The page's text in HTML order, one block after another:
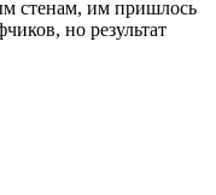
стенам, им пришлось
но результат